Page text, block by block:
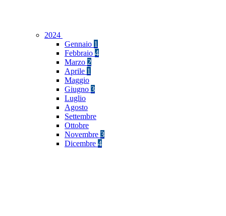
2024
Gennaio 1
Febbraio 4
Marzo 2
Aprile 1
Maggio
Giugno 3
Luglio
Agosto
Settembre
Ottobre
Novembre 3
Dicembre 4